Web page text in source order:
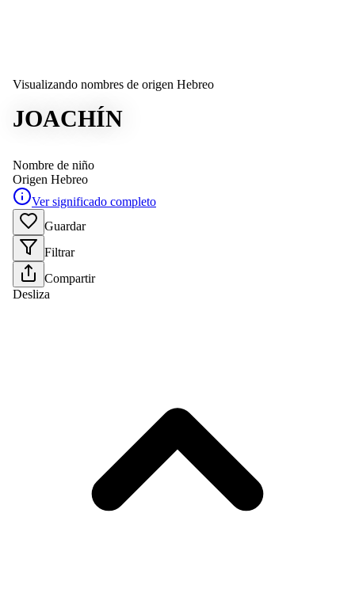
Visualizando nombres de origen Hebreo
JOACHÍN
Nombre de niño
Origen Hebreo
Ver significado completo
Guardar
Filtrar
Compartir
Desliza